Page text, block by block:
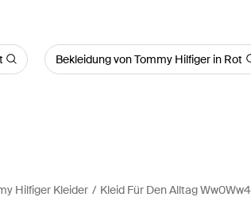
Bekleidung von Tommy Hilfiger in Rot
Hilfiger Kleider Kleid Für Den Alltag